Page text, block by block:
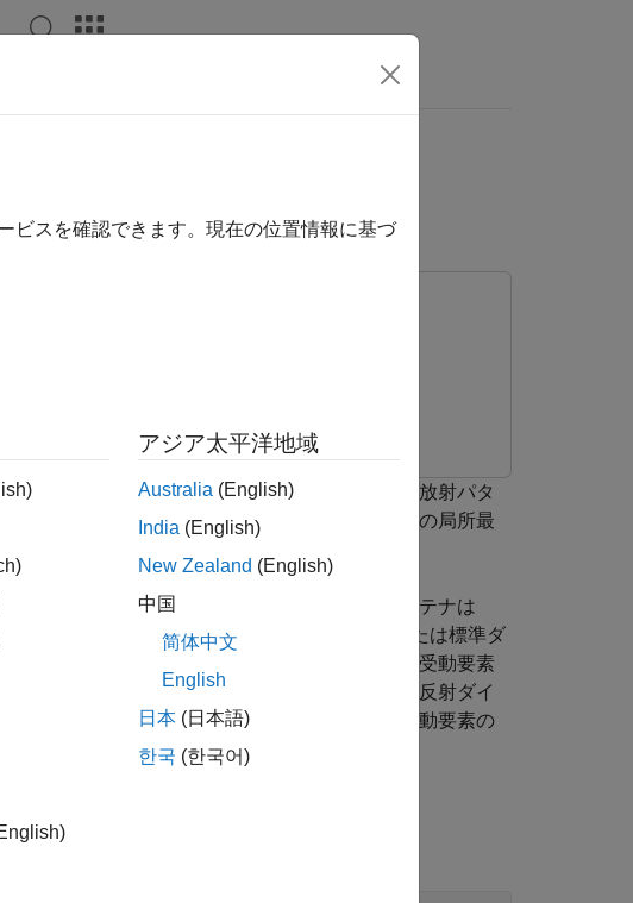
英語を参照するには、ここをクリックします。
ト最適化
設計を最適化する方法を示します。アンテナの放射パタ
存します。通常、放射パターンの特徴には複数の局所最
に広く使用されている放射構造です。このアンテナは
宇田アンテナは、通常は折り畳みダイポールまたは標準ダ
イポールを備えた指向性進行波アンテナです。受動要素
れる要素に対する相対的な位置を識別します。反射ダイ
向にあります。ディレクターダイポールは、駆動要素の
ビスを確認できます。現在の位置情報に基づ
アジア太平洋地域
Australia (English)
India (English)
New Zealand (English)
中国
简体中文
English
日本 (日本語)
한국 (한국어)